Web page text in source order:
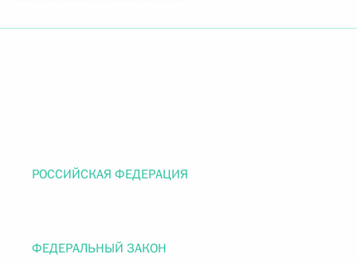
РОССИЙСКАЯ ФЕДЕРАЦИЯ
ФЕДЕРАЛЬНЫЙ ЗАКОН